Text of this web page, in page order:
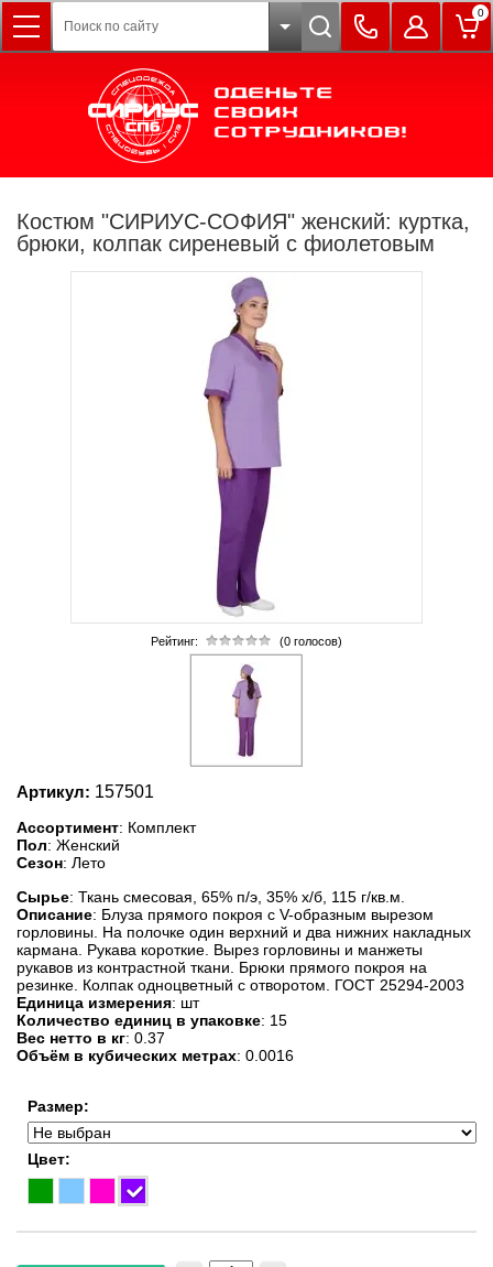
0
Костюм "СИРИУС-СОФИЯ" женский: куртка,
брюки, колпак сиреневый с фиолетовым
Рейтинг: (0 голосов)
Артикул: 157501
Ассортимент: Комплект
Пол: Женский
Сезон: Лето
Сырье: Ткань смесовая, 65% п/э, 35% х/б, 115 г/кв.м.
Описание: Блуза прямого покроя с V-образным вырезом
горловины. На полочке один верхний и два нижних накладных
кармана. Рукава короткие. Вырез горловины и манжеты
рукавов из контрастной ткани. Брюки прямого покроя на
резинке. Колпак одноцветный с отворотом. ГОСТ 25294-2003
Единица измерения: шт
Количество единиц в упаковке: 15
Вес нетто в кг: 0.37
Объём в кубических метрах: 0.0016
Размер:
Цвет: